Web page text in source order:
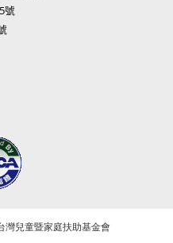
號
兒童暨家庭扶助基金會